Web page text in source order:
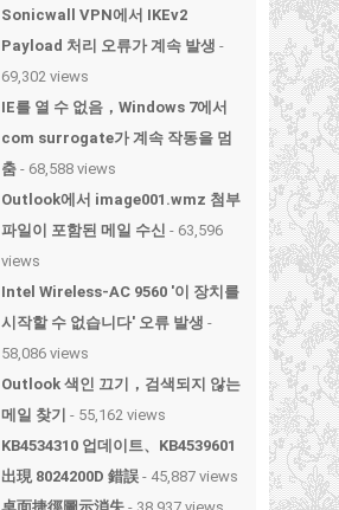
Sonicwall VPN에서 IKEv2
Payload 처리 오류가 계속 발생 -
69,302 views
IE를 열 수 없음，Windows 7에서
com surrogate가 계속 작동을 멈
춤 - 68,588 views
Outlook에서 image001.wmz 첨부
파일이 포함된 메일 수신 - 63,596
views
Intel Wireless-AC 9560 '이 장치를
시작할 수 없습니다' 오류 발생 -
58,086 views
Outlook 색인 끄기，검색되지 않는
메일 찾기 - 55,162 views
KB4534310 업데이트、KB4539601
出現 8024200D 錯誤 - 45,887 views